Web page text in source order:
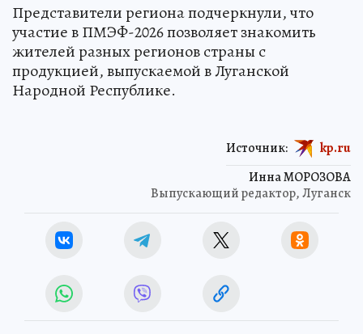
Представители региона подчеркнули, что
участие в ПМЭФ-2026 позволяет знакомить
жителей разных регионов страны с
продукцией, выпускаемой в Луганской
Народной Республике.
Инна МОРОЗОВА
Выпускающий редактор, Луганск
Источник: kp.ru